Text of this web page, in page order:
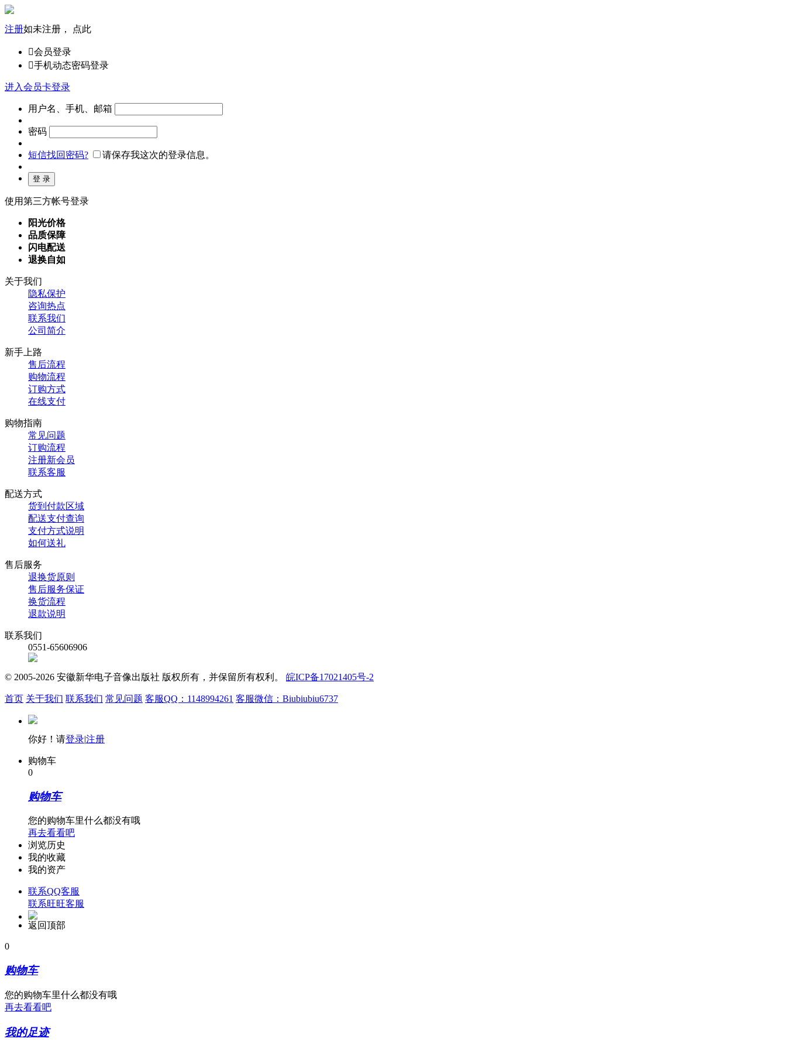
注册如未注册， 点此
会员登录
手机动态密码登录
进入会员卡登录
用户名、手机、邮箱
密码
短信找回密码? 请保存我这次的登录信息。
使用第三方帐号登录
阳光价格
品质保障
闪电配送
退换自如
关于我们
隐私保护
咨询热点
联系我们
公司简介
新手上路
售后流程
购物流程
订购方式
在线支付
购物指南
常见问题
订购流程
注册新会员
联系客服
配送方式
货到付款区域
配送支付查询
支付方式说明
如何送礼
售后服务
退换货原则
售后服务保证
换货流程
退款说明
联系我们
0551-65606906
© 2005-2026 安徽新华电子音像出版社 版权所有，并保留所有权利。 皖ICP备17021405号-2
首页 关于我们 联系我们 常见问题 客服QQ：1148994261 客服微信：Biubiubiu6737
你好！请登录|注册
购物车
0
购物车
您的购物车里什么都没有哦
再去看看吧
浏览历史
我的收藏
我的资产
联系QQ客服
联系旺旺客服
返回顶部
0
购物车
您的购物车里什么都没有哦
再去看看吧
我的足迹